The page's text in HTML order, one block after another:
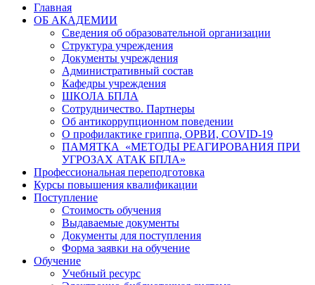
Главная
ОБ АКАДЕМИИ
Сведения об образовательной организации
Структура учреждения
Документы учреждения
Административный состав
Кафедры учреждения
ШКОЛА БПЛА
Сотрудничество. Партнеры
Об антикоррупционном поведении
О профилактике гриппа, ОРВИ, COVID-19
ПАМЯТКА «МЕТОДЫ РЕАГИРОВАНИЯ ПРИ
УГРОЗАХ АТАК БПЛА»
Профессиональная переподготовка
Курсы повышения квалификации
Поступление
Стоимость обучения
Выдаваемые документы
Документы для поступления
Форма заявки на обучение
Обучение
Учебный ресурс